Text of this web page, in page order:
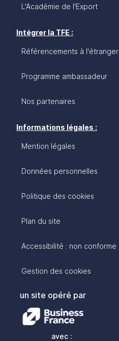
L'Académie de l'Export
Intégrer la TFE :
Référencements à l'étranger
Programme ambassadeur
Nos partenaires
Informations légales :
Mention légales
Données personnelles
Politique des cookies
Plan du site
Accessibilité : non conforme
Gestion des cookies
un site opéré par
avec :